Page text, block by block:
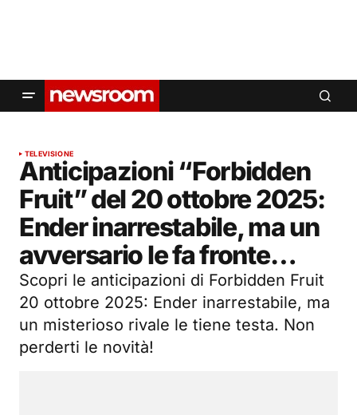
TELEVISIONE
Anticipazioni “Forbidden
Fruit” del 20 ottobre 2025:
Ender inarrestabile, ma un
avversario le fa fronte…
Scopri le anticipazioni di Forbidden Fruit
20 ottobre 2025: Ender inarrestabile, ma
un misterioso rivale le tiene testa. Non
perderti le novità!